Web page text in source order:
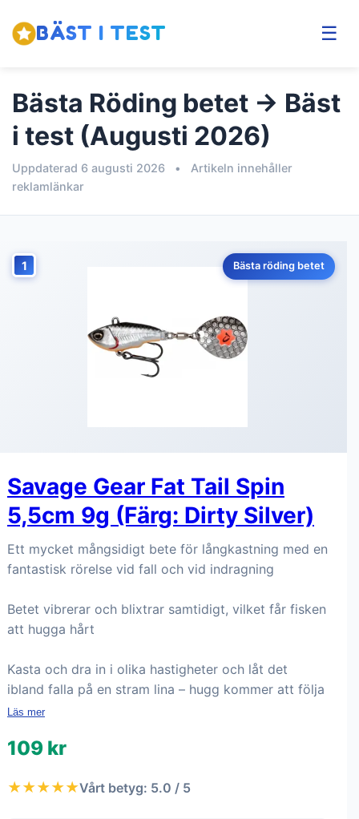
BÄST I TEST ☰
Bästa Röding betet → Bäst
i test (Augusti 2026)
Uppdaterad 6 augusti 2026 •
Artikeln innehåller
reklamlänkar
1 Bästa röding betet
Savage Gear Fat Tail Spin
5,5cm 9g (Färg: Dirty Silver)
Ett mycket mångsidigt bete för långkastning med en
fantastisk rörelse vid fall och vid indragning
Betet vibrerar och blixtrar samtidigt, vilket får fisken
att hugga hårt
Kasta och dra in i olika hastigheter och låt det
ibland falla på en stram lina – hugg kommer att följa
Läs mer
109 kr
★★★★★Vårt betyg: 5.0 / 5